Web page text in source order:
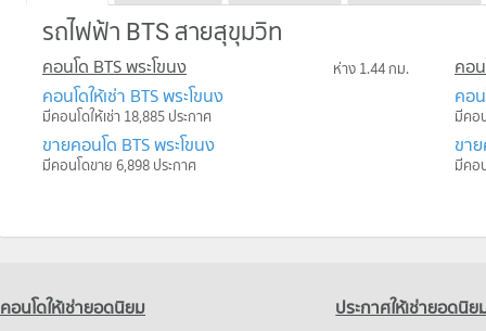
รถไฟฟ้า BTS สายสุขุมวิท
คอนโด BTS พระโขนง ห่าง 1.44 กม.
คอนโดให้เช่า BTS พระโขนง
มีคอนโดให้เช่า 18,885 ประกาศ
ขายคอนโด BTS พระโขนง
มีคอนโดขาย 6,898 ประกาศ
คอ
คอ
มีคอ
ขา
มีคอ
คอนโดให้เช่ายอดนิยม ประกาศให้เช่ายอดนิย